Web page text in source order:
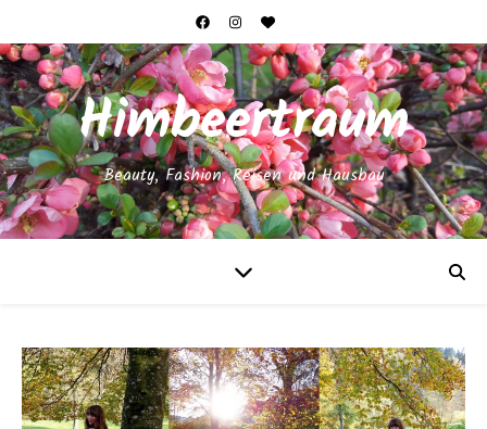
Himbeertraum
Beauty, Fashion, Reisen und Hausbau